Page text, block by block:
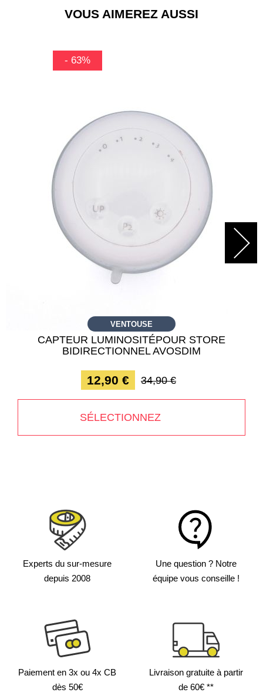
VOUS AIMEREZ AUSSI
- 63%
VENTOUSE
CAPTEUR LUMINOSITÉPOUR STORE
BIDIRECTIONNEL AVOSDIM
12,90 € 34,90 €
SÉLECTIONNEZ
Experts du sur-mesure
depuis 2008
Une question ? Notre
équipe vous conseille !
Paiement en 3x ou 4x CB
dès 50€
Livraison gratuite à partir
de 60€ **